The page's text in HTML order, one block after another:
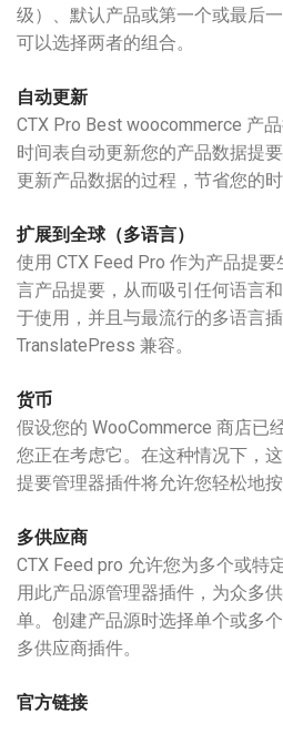
级）、默认产品或第一个或最后
可以选择两者的组合。
自动更新
CTX Pro Best woocommerce 产
时间表自动更新您的产品数据提
更新产品数据的过程，节省您的时
扩展到全球（多语言）
使用 CTX Feed Pro 作为产品提
言产品提要，从而吸引任何语言
于使用，并且与最流行的多语言
TranslatePress 兼容。
货币
假设您的 WooCommerce 商店已
您正在考虑它。在这种情况下，
提要管理器插件将允许您轻松地
多供应商
CTX Feed pro 允许您为多个或特
用此产品源管理器插件，为众多
单。创建产品源时选择单个或多
多供应商插件。
官方链接